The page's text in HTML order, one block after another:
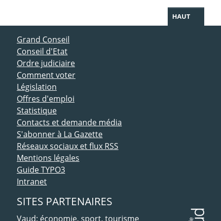
HAUT
ACCÈS DIRECT
Grand Conseil
Conseil d'Etat
Ordre judiciaire
Comment voter
Législation
Offres d'emploi
Statistique
Contacts et demande média
S'abonner à La Gazette
Réseaux sociaux et flux RSS
Mentions légales
Guide TYPO3
Intranet
SITES PARTENAIRES
Vaud: économie, sport, tourisme